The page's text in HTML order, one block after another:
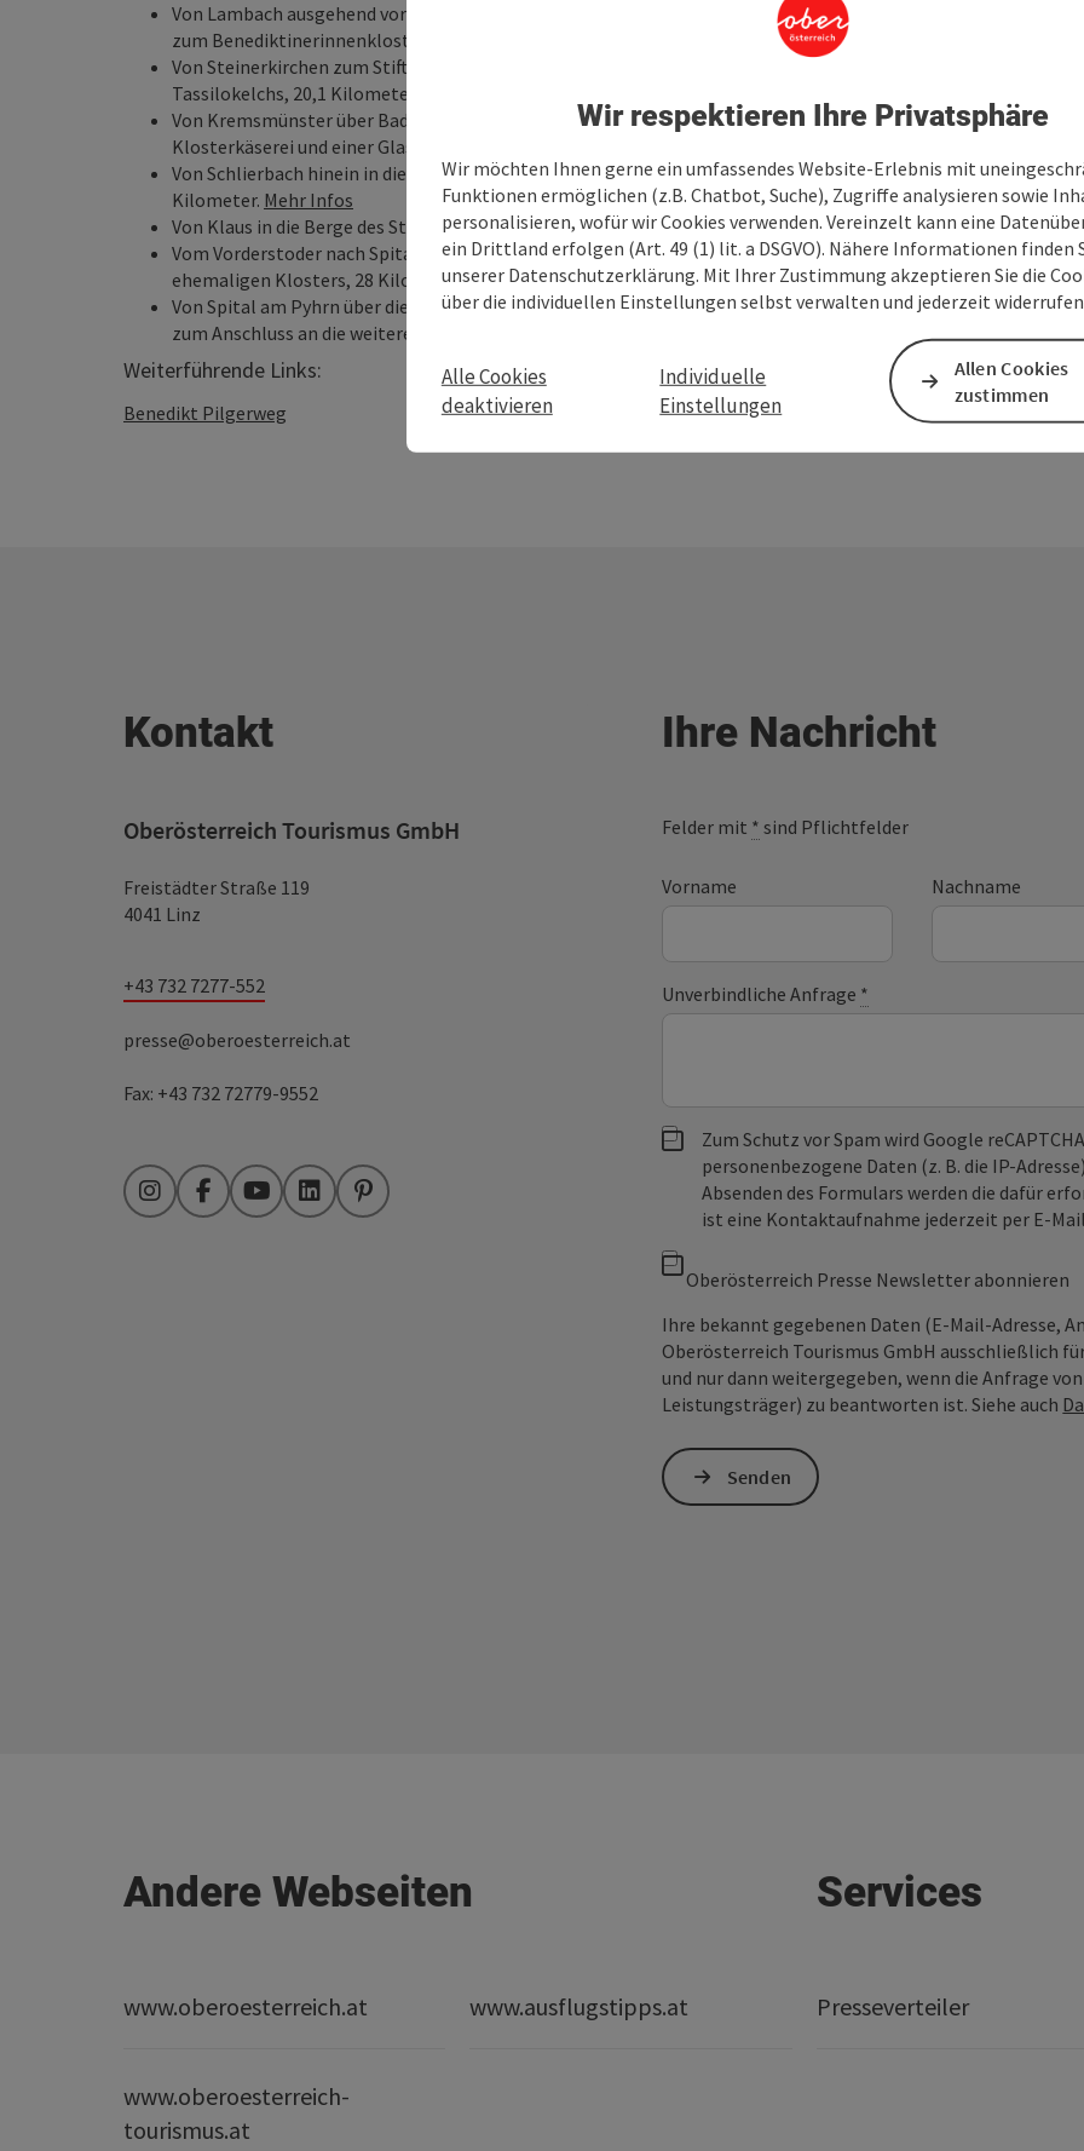
Von Lambach ausgehend vorbei an der einzigartigen Dreifaltigkeitskirche in Stadl Paura
zum Benediktinerinnenkloster Steinerkirchen an der Traun, 18,1 Kilometer.Mehr Infos
Von Steinerkirchen zum Stift Kremsmünster, der Heimstätte des Mittelalterlichen
Tassilokelchs, 20,1 Kilometer.
Von Kremsmünster über Bad Hall zum Zisterzienserstift Schlierbach mit seiner
Klosterkäserei und einer Glaswerkstätte, 28 Kilometer.
Von Schlierbach hinein in die Urlaubsregion Pyhrn-Priel nach Klaus an der Pyhrnbahn, 22,7
Kilometer. Mehr Infos
Von Klaus in die Berge des Stodertals nach Vorderstoder, 31,7 Kilometer.Mehr Infos
Vom Vorderstoder nach Spital am Pyhrn zum "Dom am Pyhrn", der imposanten Kirche des
ehemaligen Klosters, 28 Kilometer.Mehr Infos
Von Spital am Pyhrn über die Berge ins Ennstal nach Admont in der Steiermark und damit
zum Anschluss an die weiteren Wegetappen Richtung Süden, 17,9 Kilometer.
Weiterführende Links:
Benedikt Pilgerweg
Kontakt
Oberösterreich Tourismus GmbH
Freistädter Straße 119
4041 Linz
+43 732 7277-552
presse@oberoesterreich.at
Fax: +43 732 72779-9552
InstagramFacebookYouTubeLinkedInPinterest
Ihre Nachricht
Felder mit * sind Pflichtfelder
Vorname Nachname
Unverbindliche Anfrage *
Zum Schutz vor Spam wird Google
personenbezogene Daten (z. B. die IP-
Absenden des Formulars werden die dafür
ist eine Kontaktaufnahme jederzeit per E-
Oberösterreich Presse Newsletter abonnieren
Ihre bekannt gegebenen Daten (E-Mail-Adresse,
Oberösterreich Tourismus GmbH ausschließlich
und nur dann weitergegeben, wenn die Anfrage
Leistungsträger) zu beantworten ist. Siehe auch
Senden
Andere Webseiten
www.oberoesterreich.at www.ausflugstipps.at
www.oberoesterreich-
tourismus.at
Services
Presseverteiler
Wir respektieren Ihre Privatsphäre
Wir möchten Ihnen gerne ein umfassendes Website-Erlebnis mit
Funktionen ermöglichen (z.B. Chatbot, Suche), Zugriffe analysieren sowie
personalisieren, wofür wir Cookies verwenden. Vereinzelt kann eine
ein Drittland erfolgen (Art. 49 (1) lit. a DSGVO). Nähere Informationen finden
unserer Datenschutzerklärung. Mit Ihrer Zustimmung akzeptieren Sie die
über die individuellen Einstellungen selbst verwalten und jederzeit
Alle Cookies
deaktivieren
Individuelle
Einstellungen
Allen Cookies
zustimmen